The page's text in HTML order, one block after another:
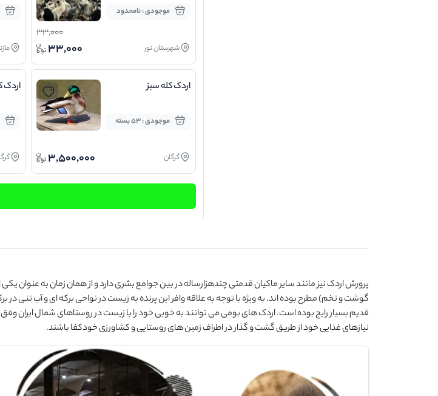
موجودی : نامحدود
33,000
شهرستان نور 33,000
اردک کله سبز
موجودی : 53 بسته
گرگان 3,500,000
اردک
پرورش اردک نیز مانند سایر ماکیان قدمتی چندهزارساله در بین جوامع بشری دارد و از همان زمان به عنوان یکی
گوشت و تخم) مطرح بوده اند. به ویژه با توجه به علاقه وافر این پرنده به زیست در نواحی برکه ای و آب تنی در
قدیم بسیار رایج بوده است. اردک های بومی می توانند به خوبی خود را با زیست در روستاهای شمال ایران
نیازهای غذایی خود از طریق گشت و گذار در اطراف زمین های روستایی و کشاورزی خودکفا باشند.